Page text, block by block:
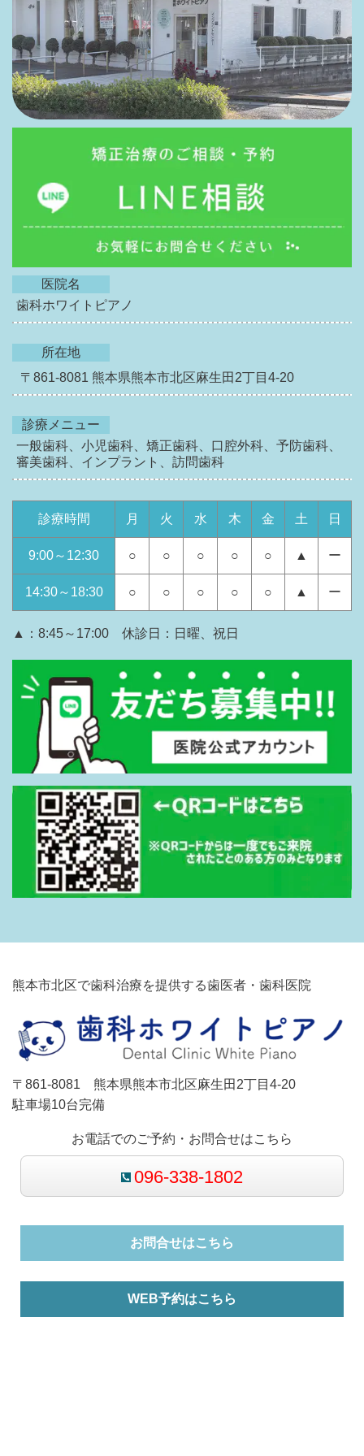
医院名
歯科ホワイトピアノ
所在地
〒861-8081 熊本県熊本市北区麻生田2丁目4-20
診療メニュー
一般歯科、小児歯科、矯正歯科、口腔外科、予防歯科、
審美歯科、インプラント、訪問歯科
診療時間 月 火 水 木 金 土 日
9:00～12:30 ○ ○ ○ ○ ○ ▲ ー
14:30～18:30 ○ ○ ○ ○ ○ ▲ ー
▲：8:45～17:00 休診日：日曜、祝日
熊本市北区で歯科治療を提供する歯医者・歯科医院
〒861-8081 熊本県熊本市北区麻生田2丁目4-20
駐車場10台完備
お電話でのご予約・お問合せはこちら
096-338-1802
お問合せはこちら
WEB予約はこちら